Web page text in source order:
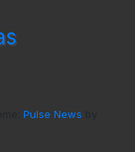
Pulse News